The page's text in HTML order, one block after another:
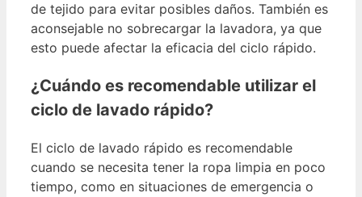
de tejido para evitar posibles daños. También es
aconsejable no sobrecargar la lavadora, ya que
esto puede afectar la eficacia del ciclo rápido.
¿Cuándo es recomendable utilizar el
ciclo de lavado rápido?
El ciclo de lavado rápido es recomendable
cuando se necesita tener la ropa limpia en poco
tiempo, como en situaciones de emergencia o